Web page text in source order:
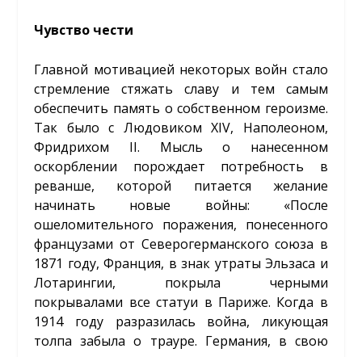
Чувство чести
Главной мотивацией некоторых войн стало
стремление стяжать славу и тем самым
обеспечить память о собственном героизме.
Так было с Людовиком XIV, Наполеоном,
Фридрихом II. Мысль о нанесенном
оскорблении порождает потребность в
реванше, которой питается желание
начинать новые войны: «После
ошеломительного поражения, понесенного
французами от Северогерманского союза в
1871 году, Франция, в знак утраты Эльзаса и
Лотарингии, покрыла черными
покрывалами все статуи в Париже. Когда в
1914 году разразилась война, ликующая
толпа забыла о трауре. Германия, в свою